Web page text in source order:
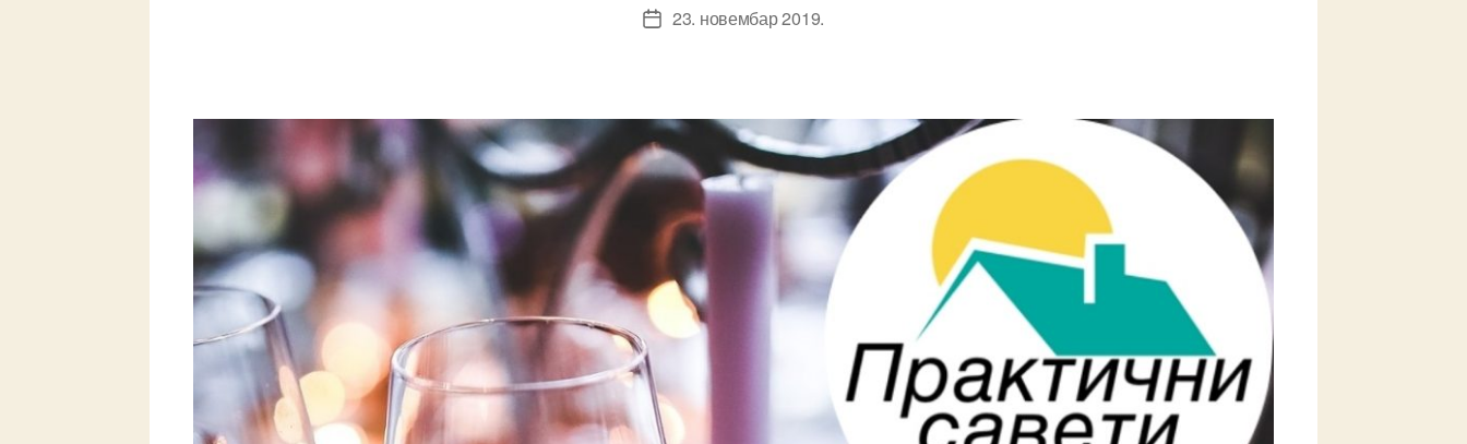
Датум23. новембар 2019.